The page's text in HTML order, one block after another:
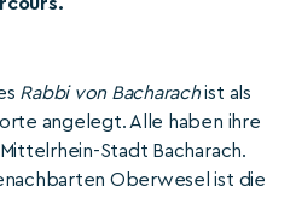
Rabbi von Bacharachist als
angelegt. Alle haben ihre
Stadt Bacharach.
Oberwesel ist die